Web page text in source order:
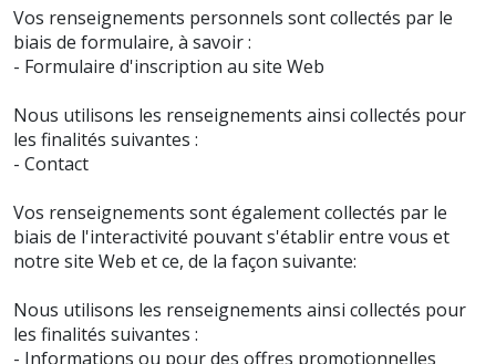
Vos renseignements personnels sont collectés par le
biais de formulaire, à savoir :
- Formulaire d'inscription au site Web
Nous utilisons les renseignements ainsi collectés pour
les finalités suivantes :
- Contact
Vos renseignements sont également collectés par le
biais de l'interactivité pouvant s'établir entre vous et
notre site Web et ce, de la façon suivante:
Nous utilisons les renseignements ainsi collectés pour
les finalités suivantes :
- Informations ou pour des offres promotionnelles